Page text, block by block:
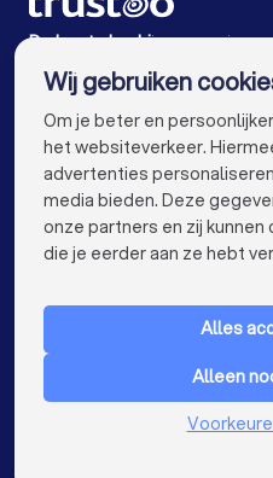
Online marketing
Online marketing
Online marketing
Online marketing
Online marketing
Online marketing
Online marketing
Online marketing
De beste bedrijven voor jou
VOOR PARTICULIEREN
Nederland
Wij gebruiken
Om je beter en
het websiteverkeer.
advertenties
media bieden. Deze
onze partners en zij
die je eerder aan ze hebt
Alles
Alleen